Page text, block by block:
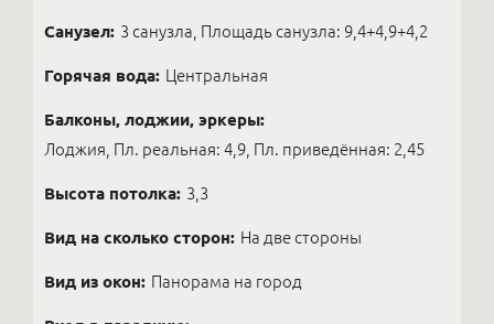
Санузел: 3 санузла, Площадь санузла: 9,4+4,9+4,2
Горячая вода: Центральная
Балконы, лоджии, эркеры:
Лоджия, Пл. реальная: 4,9, Пл. приведённая: 2,45
Высота потолка: 3,3
Вид на сколько сторон: На две стороны
Вид из окон: Панорама на город